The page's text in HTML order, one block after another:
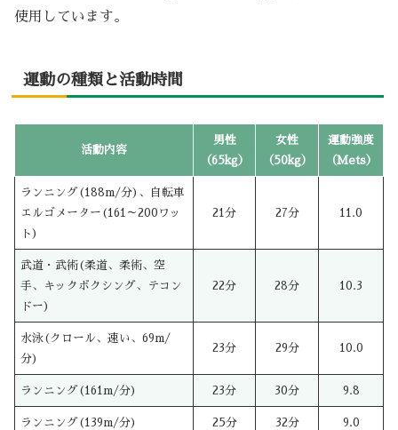
使用しています。
運動の種類と活動時間
活動内容
男性
（65kg）
女性
（50kg）
運動強度
（Mets）
ランニング(188m/分)、自転車
エルゴメーター(161～200ワッ
ト)
21分 27分 11.0
武道・武術(柔道、柔術、空
手、キックボクシング、テコン
ドー)
22分 28分 10.3
水泳(クロール、速い、69m/
分)
23分 29分 10.0
ランニング(161m/分) 23分 30分 9.8
ランニング(139m/分) 25分 32分 9.0